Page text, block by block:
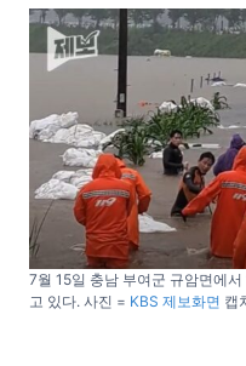
7월 15일 충남 부여군 규암면에
고 있다. 사진 = KBS 제보화면 캡